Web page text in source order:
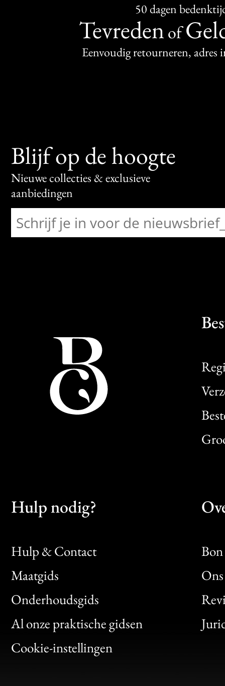
50 dagen
Tevredenof
Eenvoudig retourneren, adres
Blijf op de hoogte
Nieuwe collecties & exclusieve
aanbiedingen
Hulp nodig?
Hulp & Contact
Maatgids
Onderhoudsgids
Al onze praktische gidsen
Cookie-instellingen
Bon
Clic